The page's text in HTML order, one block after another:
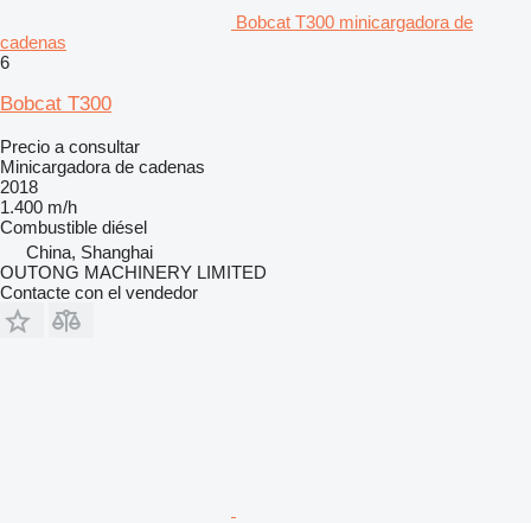
Bobcat T300 minicargadora de
cadenas
6
Bobcat T300
Precio a consultar
Minicargadora de cadenas
2018
1.400 m/h
Combustible diésel
China, Shanghai
OUTONG MACHINERY LIMITED
Contacte con el vendedor